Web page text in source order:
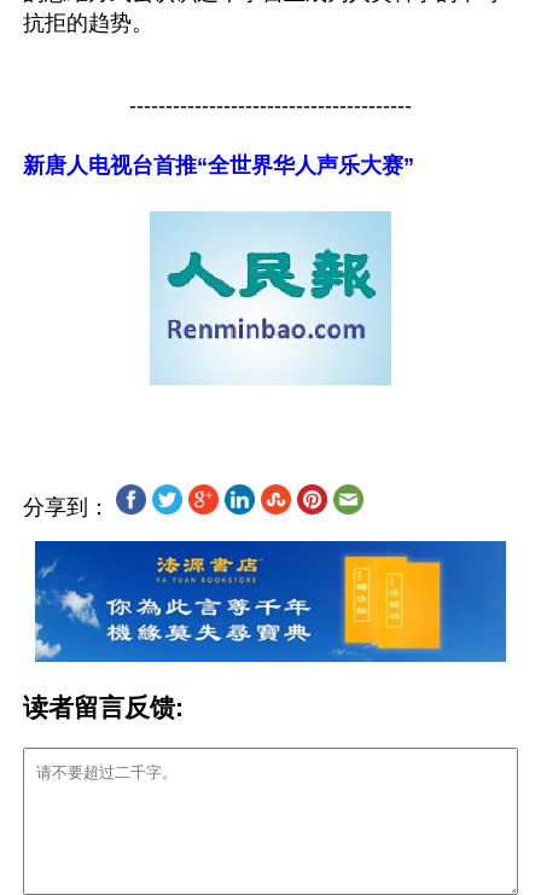
抗拒的趋势。
---------------------------------------
新唐人电视台首推“全世界华人声乐大赛”
分享到：
读者留言反馈: